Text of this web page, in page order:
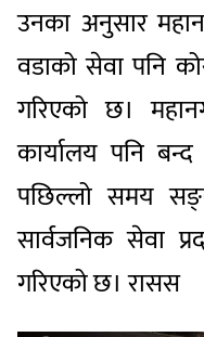
उनका अनुसार
वडाको सेवा पनि
गरिएको छ।
कार्यालय पनि
पछिल्लो समय
सार्वजनिक सेवा
गरिएको छ। रासस